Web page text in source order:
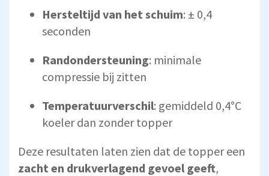
Hersteltijd van het schuim: ± 0,4
seconden
Randondersteuning: minimale
compressie bij zitten
Temperatuurverschil: gemiddeld 0,4°C
koeler dan zonder topper
Deze resultaten laten zien dat de topper een
zacht en drukverlagend gevoel geeft,